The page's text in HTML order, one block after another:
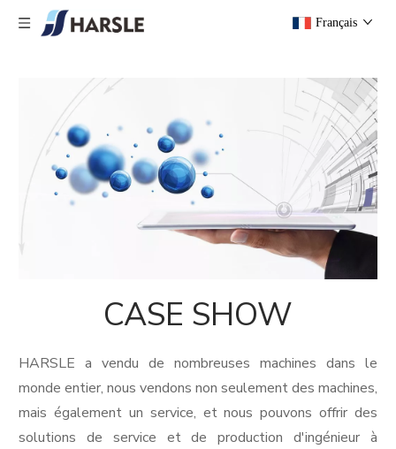
Français
CASE SHOW
HARSLE a vendu de nombreuses machines dans le
monde entier, nous vendons non seulement des machines,
mais également un service, et nous pouvons offrir des
solutions de service et de production d'ingénieur à